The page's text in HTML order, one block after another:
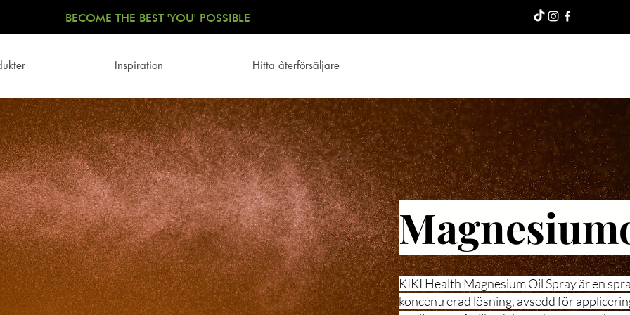
BECOME THE BEST 'YOU' POSSIBLE
Inspiration Hitta återförsäljare
KIKI Health Magnesium Oil Spray är en
koncentrerad lösning, avsedd för